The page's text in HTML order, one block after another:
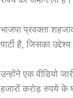
भाजपा प्रवक्ता
पार्टी है, जिसका
उन्होंने एक वीडियो
हजारों करोड़ रुपये के